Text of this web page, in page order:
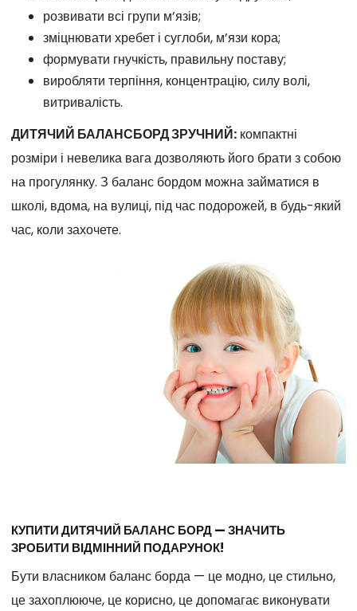
розвивати всі групи м’язів;
зміцнювати хребет і суглоби, м’язи кора;
формувати гнучкість, правильну поставу;
виробляти терпіння, концентрацію, силу волі,
витривалість.
ДИТЯЧИЙ БАЛАНСБОРД ЗРУЧНИЙ: компактні
розміри і невелика вага дозволяють його брати з собою
на прогулянку. З баланс бордом можна займатися в
школі, вдома, на вулиці, під час подорожей, в будь-який
час, коли захочете.
КУПИТИ ДИТЯЧИЙ БАЛАНС БОРД — ЗНАЧИТЬ
ЗРОБИТИ ВІДМІННИЙ ПОДАРУНОК!
Бути власником баланс борда — це модно, це стильно,
це захоплююче, це корисно, це допомагає виконувати